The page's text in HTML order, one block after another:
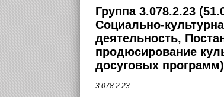
Группа 3.078.2.23
Социально-
деятельность,
продюсирование
досуговых программ)
3.078.2.23